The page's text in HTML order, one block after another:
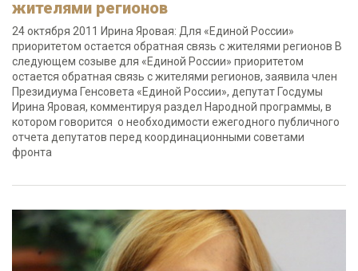
жителями регионов
24 октября 2011 Ирина Яровая: Для «Единой России»
приоритетом остается обратная связь с жителями регионов В
следующем созыве для «Единой России» приоритетом
остается обратная связь с жителями регионов, заявила член
Президиума Генсовета «Единой России», депутат Госдумы
Ирина Яровая, комментируя раздел Народной программы, в
котором говорится о необходимости ежегодного публичного
отчета депутатов перед координационными советами
фронта